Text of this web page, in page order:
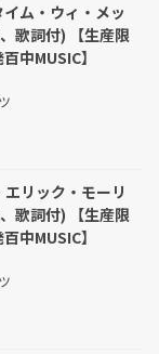
ム・ウィ・メッ
歌詞付) 【生産限
中MUSIC】
リック・モーリ
歌詞付) 【生産限
中MUSIC】